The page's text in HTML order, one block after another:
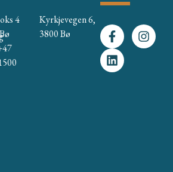
4
Kyrkjevegen 6,
3800 Bø